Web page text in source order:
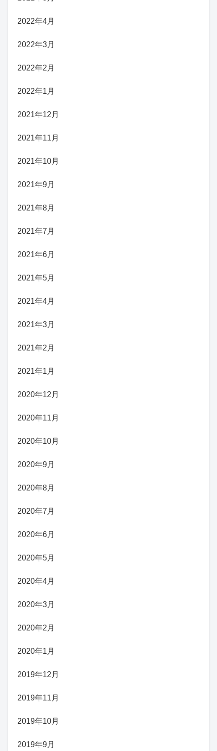
2022年4月
2022年3月
2022年2月
2022年1月
2021年12月
2021年11月
2021年10月
2021年9月
2021年8月
2021年7月
2021年6月
2021年5月
2021年4月
2021年3月
2021年2月
2021年1月
2020年12月
2020年11月
2020年10月
2020年9月
2020年8月
2020年7月
2020年6月
2020年5月
2020年4月
2020年3月
2020年2月
2020年1月
2019年12月
2019年11月
2019年10月
2019年9月